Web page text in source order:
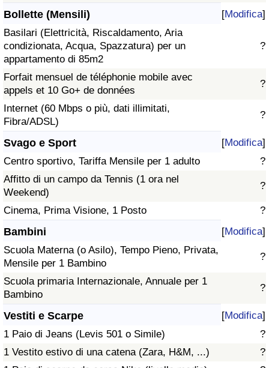
Bollette (Mensili) [Modifica]
Basilari (Elettricità, Riscaldamento, Aria
condizionata, Acqua, Spazzatura) per un
appartamento di 85m2
?
Forfait mensuel de téléphonie mobile avec
appels et 10 Go+ de données
?
Internet (60 Mbps o più, dati illimitati,
Fibra/ADSL)
?
Svago e Sport [Modifica]
Centro sportivo, Tariffa Mensile per 1 adulto
?
Affitto di un campo da Tennis (1 ora nel
Weekend)
?
Cinema, Prima Visione, 1 Posto ?
Bambini [Modifica]
Scuola Materna (o Asilo), Tempo Pieno, Privata,
Mensile per 1 Bambino
?
Scuola primaria Internazionale, Annuale per 1
Bambino
?
Vestiti e Scarpe [Modifica]
1 Paio di Jeans (Levis 501 o Simile)
?
1 Vestito estivo di una catena (Zara, H&M, ...)
?